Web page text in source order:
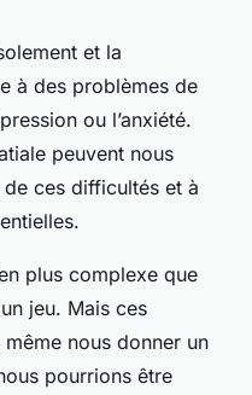
et la
à des problèmes de
ou l’anxiété.
peuvent nous
ces difficultés et à
plus complexe que
jeu. Mais ces
nous donner un
pourrions être